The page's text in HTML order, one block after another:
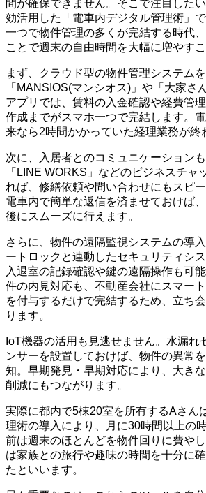
間が確保できません。そこで注目した
効活用した「電車内デジタル管理術」
一つで物件管理の多くが完結する時代
ことで週末の自由時間を大幅に増やすこ
まず、クラウド型の物件管理システム
「MANSIOS(マンシオス)」や「大家さ
アプリでは、賃料の入金確認や経費管
作成までがスマホ一つで完結します。
来なら2時間かかっていた経理業務が終
次に、入居者とのコミュニケーション
「LINE WORKS」などのビジネスチャ
れば、修繕依頼や問い合わせにもスピ
電車内で簡単な返信を済ませておけば
後にスムーズに行えます。
さらに、物件の遠隔監視システムの導
ートロックと連動したセキュリティシ
入退室の記録確認や鍵の遠隔操作も可
件の内見対応も、不動産会社にスマー
を付与するだけで完結するため、立ち
ります。
IoT機器の活用も見逃せません。水漏れ
ンサーを設置しておけば、物件の異常
知。早期発見・早期対応により、大き
削減にもつながります。
実際に都内で5棟20室を所有するAさん
理術の導入により、月に30時間以上の
前は週末のほとんどを物件回りに費や
は家族との旅行や趣味の時間を十分に
たといいます。